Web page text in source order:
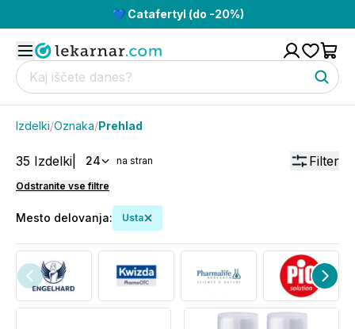
💙 Catafertyl (do -20%)
Izdelki/Oznaka/Prehlad
35 Izdelki 24 na stran Filter
Odstranite vse filtre
Mesto delovanja: Usta